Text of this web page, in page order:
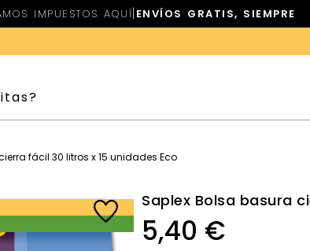
IMPUESTOS AQUÍ| ENVÍOS GRATIS, SIEMPRE
fácil 30 litros x 15 unidades Eco
Saplex Bolsa basura
5,40 €